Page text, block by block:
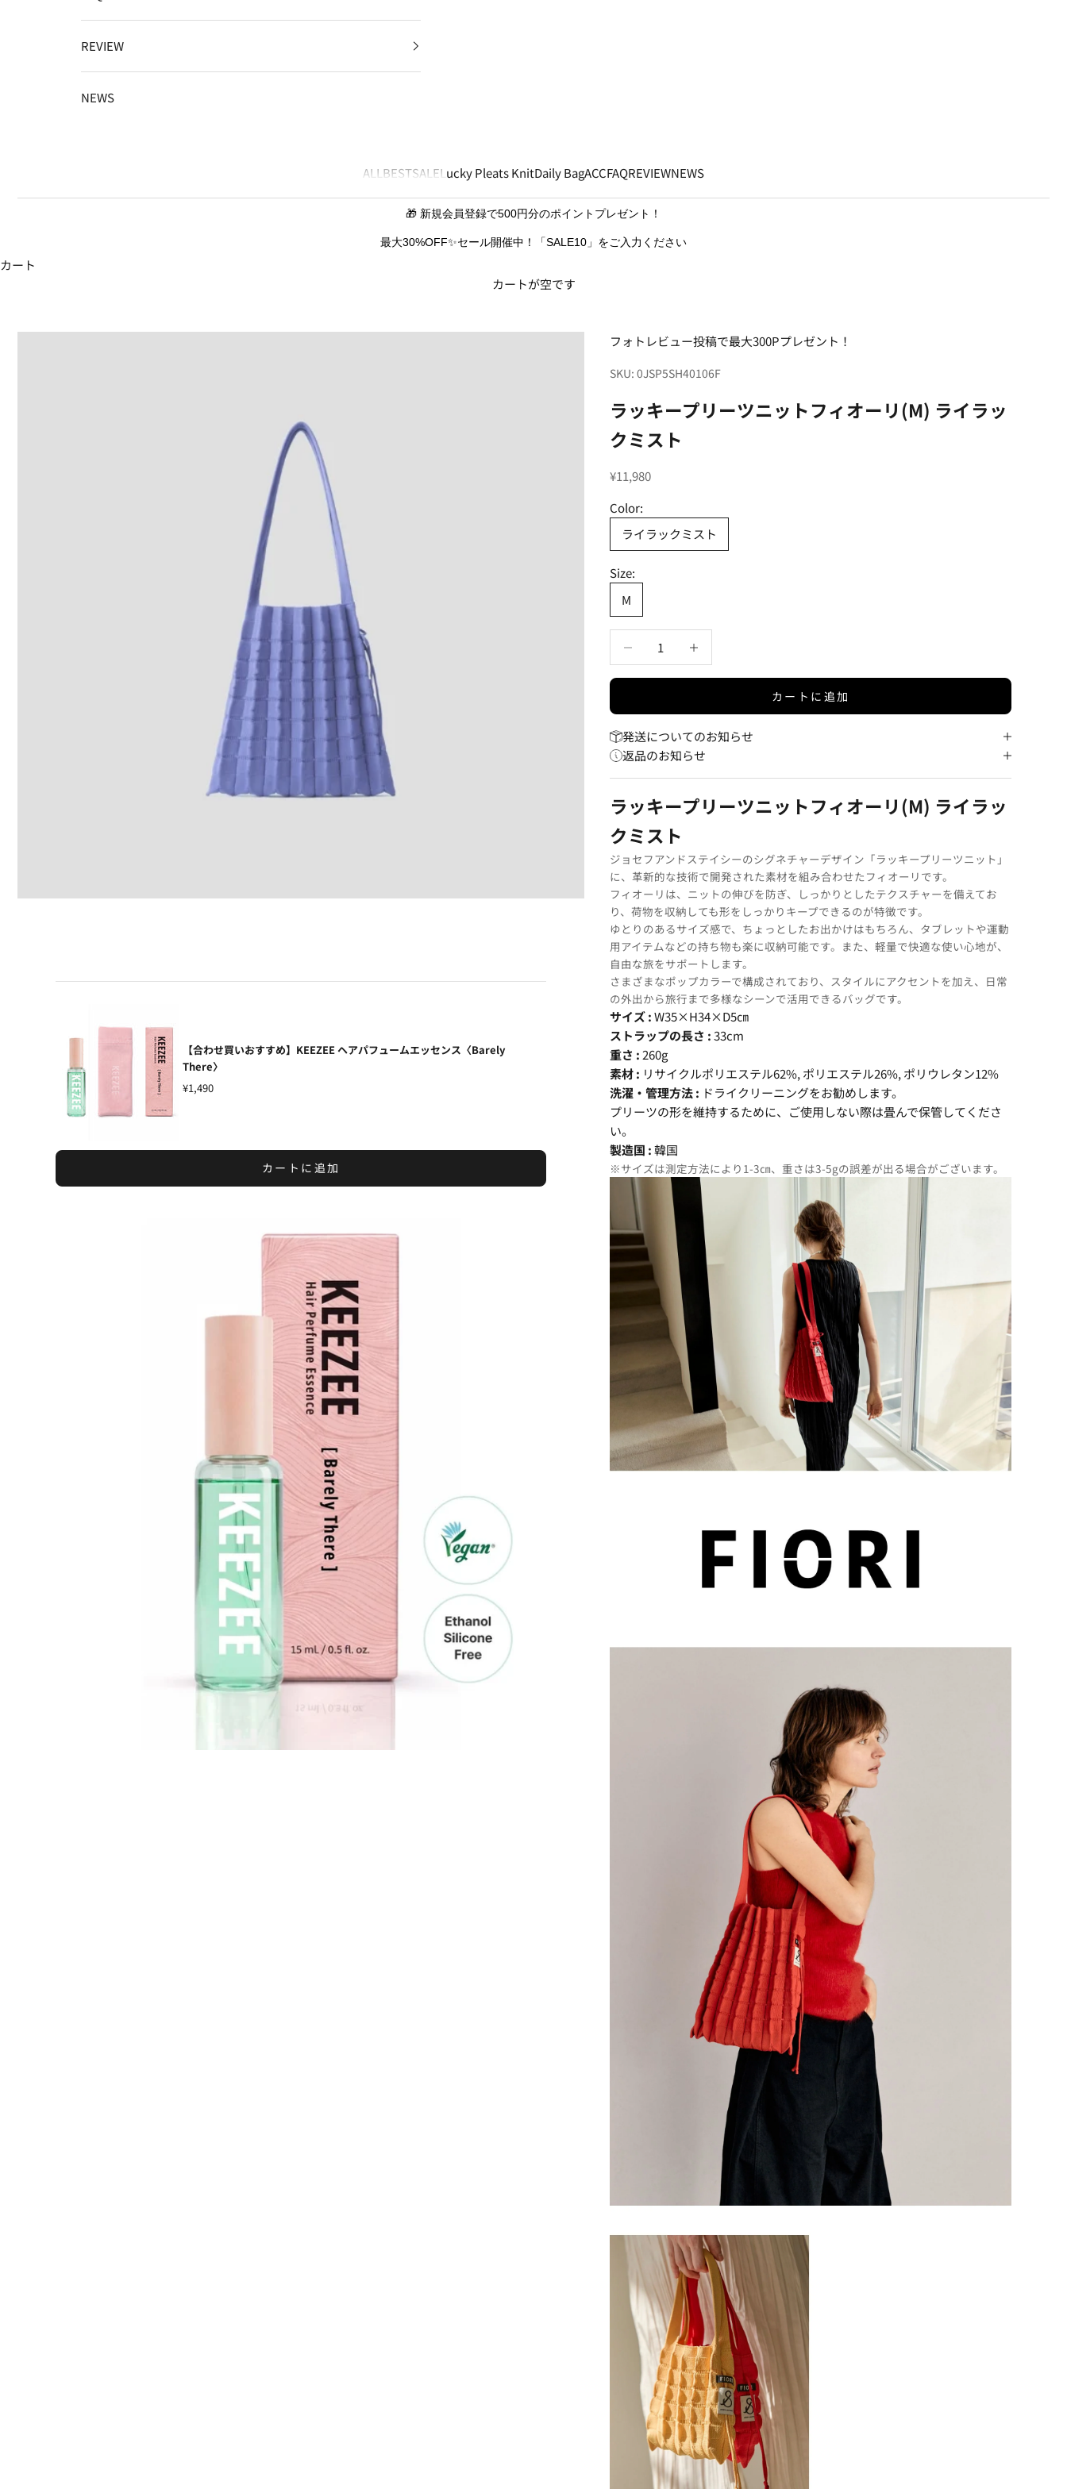
ALL BESTSALELucky Pleats KnitDaily BagACCFAQREVIEWNEWS
REVIEW
NEWS
🎁 新規会員登録で500円分のポイントプレゼント！
最大30%OFF✨セール開催中！「SALE10」をご入力ください
カート
カートが空です
フォトレビュー投稿で最大300Pプレゼント！
SKU: 0JSP5SH40106F
ラッキープリーツニットフィオーリ(M) ライラッ
クミスト
セール価格
¥11,980
Color:
ライラックミスト
Size:
M
カートに追加
発送についてのお知らせ
返品のお知らせ
ラッキープリーツニットフィオーリ(M) ライラッ
クミスト
ジョセフアンドステイシーのシグネチャーデザイン「ラッキープリーツニット」
に、革新的な技術で開発された素材を組み合わせたフィオーリです。
フィオーリは、ニットの伸びを防ぎ、しっかりとしたテクスチャーを備えてお
り、荷物を収納しても形をしっかりキープできるのが特徴です。
ゆとりのあるサイズ感で、ちょっとしたお出かけはもちろん、タブレットや運動
用アイテムなどの持ち物も楽に収納可能です。また、軽量で快適な使い心地が、
自由な旅をサポートします。
さまざまなポップカラーで構成されており、スタイルにアクセントを加え、日常
の外出から旅行まで多様なシーンで活用できるバッグです。
サイズ :W35×H34×D5㎝
ストラップの長さ :33cm
重さ :260g
素材 : リサイクルポリエステル62%, ポリエステル26%, ポリウレタン12%
洗濯・管理方法 : ドライクリーニングをお勧めします。
プリーツの形を維持するために、ご使用しない際は畳んで保管してくださ
い。
製造国 :韓国
※サイズは測定方法により1-3㎝、重さは3-5gの誤差が出る場合がございます。
【合わせ買いおすすめ】KEEZEE ヘアパフュームエッセンス〈Barely
There〉
¥1,490
カートに追加